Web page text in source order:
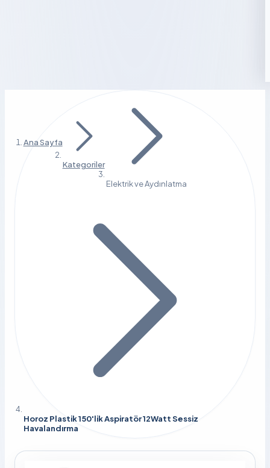
Ana Sayfa
Kategoriler
Elektrik ve Aydınlatma
Horoz Plastik 150'lik Aspiratör 12Watt Sessiz
Havalandırma